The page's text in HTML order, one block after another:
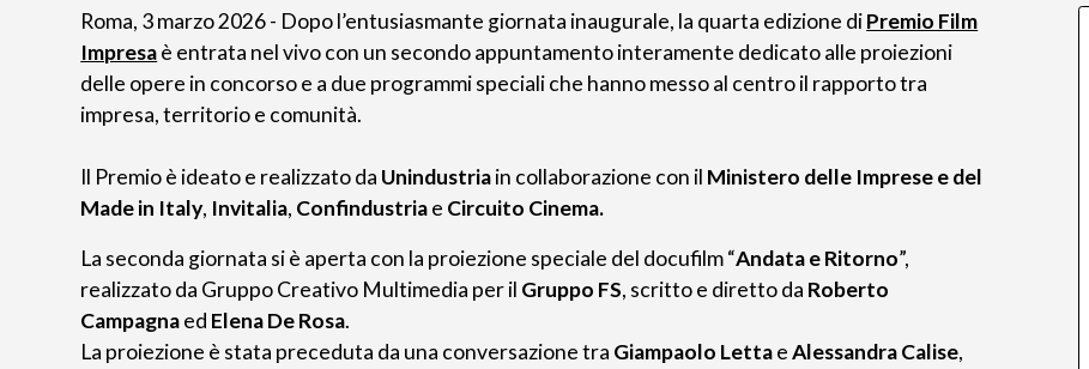
Roma, 3 marzo 2026 - Dopo l’entusiasmante giornata inaugurale, la quarta edizione diPremio Film
Impresaè entrata nel vivo con un secondo appuntamento interamente dedicato alle proiezioni
delle opere in concorso e a due programmi speciali che hanno messo al centro il rapporto tra
impresa, territorio e comunità.
Il Premio è ideato e realizzato da Unindustriain collaborazione con il Ministero delle Imprese e del
Made in Italy, Invitalia, Confindustriae Circuito Cinema.
La seconda giornata si è aperta con la proiezione speciale del docufilm “Andata e Ritorno”,
realizzato da Gruppo Creativo Multimedia per il Gruppo FS, scritto e diretto da Roberto
Campagnaed Elena De Rosa.
La proiezione è stata preceduta da una conversazione tra Giampaolo LettaeAlessandra Calise,